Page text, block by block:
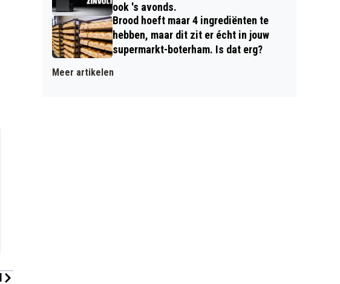
ook 's avonds.
Brood hoeft maar 4 ingrediënten te
hebben, maar dit zit er écht in jouw
supermarkt-boterham. Is dat erg?
Meer artikelen